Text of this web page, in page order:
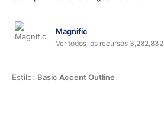
Magnific
Ver todos los recursos 3,282,832
Estilo: Basic Accent Outline